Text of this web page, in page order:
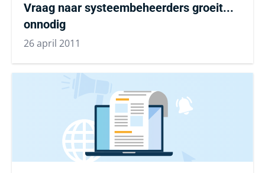
Vraag naar systeembeheerders groeit...
onnodig
26 april 2011